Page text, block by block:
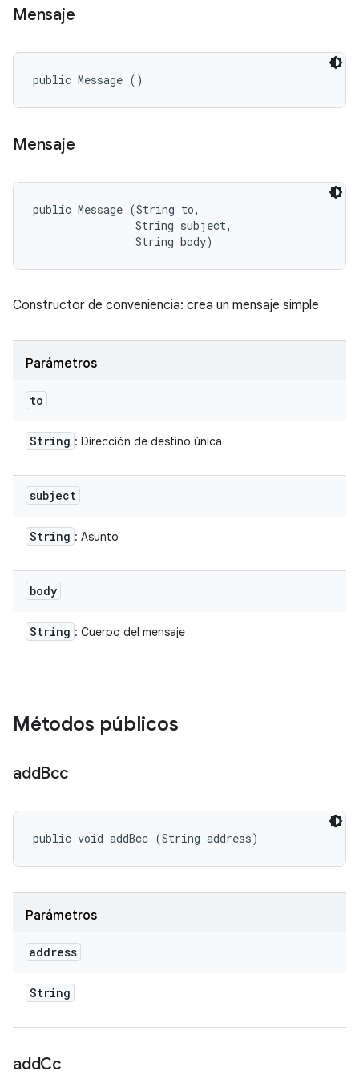
Mensaje
public Message ()
Mensaje
public Message (String to,
                String subject,
                String body)
Constructor de conveniencia: crea un mensaje simple
Parámetros
to
String : Dirección de destino única
subject
String : Asunto
body
String : Cuerpo del mensaje
Métodos públicos
addBcc
public void addBcc (String address)
Parámetros
address
String
addCc